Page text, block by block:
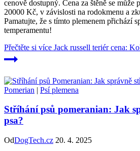
cenově dostupný. Cena za štěně se může
20000 Kč, v závislosti na rodokmenu a
Pamatujte, že s tímto plemenem přichází
temperamentu!
Přečtěte si více Jack russell teriér cena:
Pomerian | Psí plemena
Stříhání psů pomeranian: Jak
psa?
OdDogTech.cz 20. 4. 2025